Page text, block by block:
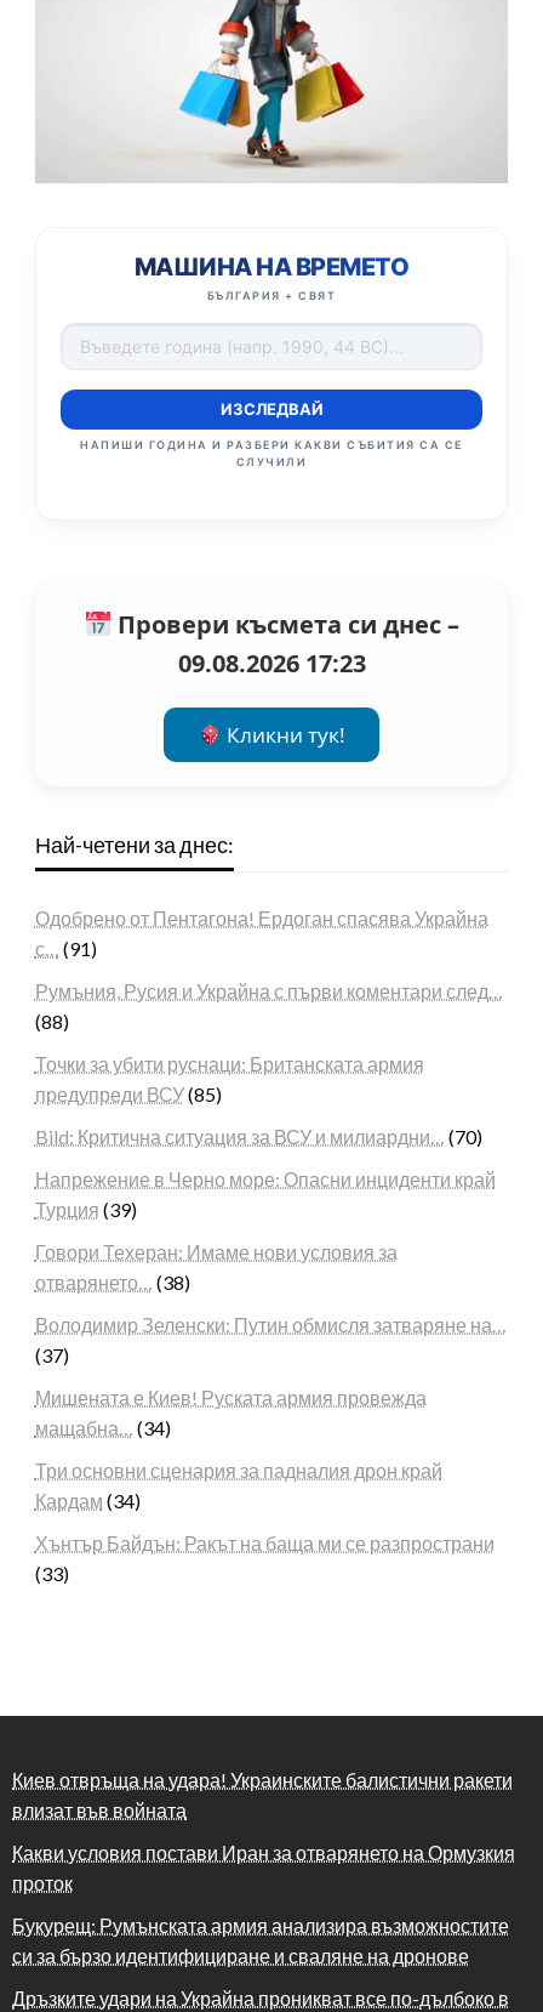
МАШИНА НА ВРЕМЕТО
БЪЛГАРИЯ + СВЯТ
ИЗСЛЕДВАЙ
НАПИШИ ГОДИНА И РАЗБЕРИ КАКВИ СЪБИТИЯ СА СЕ
СЛУЧИЛИ
Провери късмета си днес –
09.08.2026 17:23
Кликни тук!
Най-четени за днес:
Одобрено от Пентагона! Ердоган спасява Украйна
с… (91)
Румъния, Русия и Украйна с първи коментари след…
(88)
Точки за убити руснаци: Британската армия
предупреди ВСУ(85)
Bild: Критична ситуация за ВСУ и милиардни… (70)
Напрежение в Черно море: Опасни инциденти край
Турция (39)
Говори Техеран: Имаме нови условия за
отварянето… (38)
Володимир Зеленски: Путин обмисля затваряне на…
(37)
Мишената е Киев! Руската армия провежда
мащабна… (34)
Три основни сценария за падналия дрон край
Кардам (34)
Хънтър Байдън: Ракът на баща ми се разпространи
(33)
Киев отвръща на удара! Украинските балистични ракети
влизат във войната
Какви условия постави Иран за отварянето на Ормузкия
проток
Букурещ: Румънската армия анализира възможностите
си за бързо идентифициране и сваляне на дронове
Дръзките удари на Украйна проникват все по-дълбоко в